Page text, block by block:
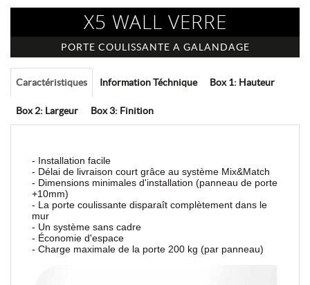
X5 WALL VERRE
PORTE COULISSANTE A GALANDAGE
Caractéristiques Information Téchnique Box 1: Hauteur
Box 2: Largeur Box 3: Finition
- Installation facile
- Délai de livraison court grâce au système Mix&Match
- Dimensions minimales d'installation (panneau de porte
+10mm)
- La porte coulissante disparaît complètement dans le
mur
- Un système sans cadre
- Économie d'espace
- Charge maximale de la porte 200 kg (par panneau)